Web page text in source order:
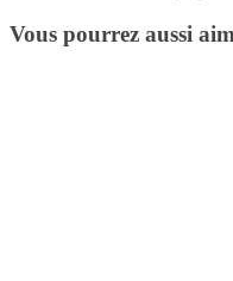
Vous pourrez aussi